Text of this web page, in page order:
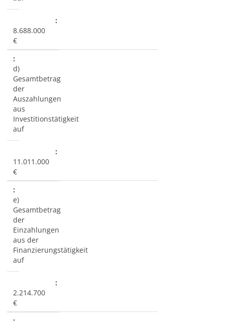
8.688.000
€
d)
Gesamtbetrag
der
Auszahlungen
aus
Investitionstätigkeit
auf
11.011.000
€
e)
Gesamtbetrag
der
Einzahlungen
aus der
Finanzierungstätigkeit
auf
2.214.700
€